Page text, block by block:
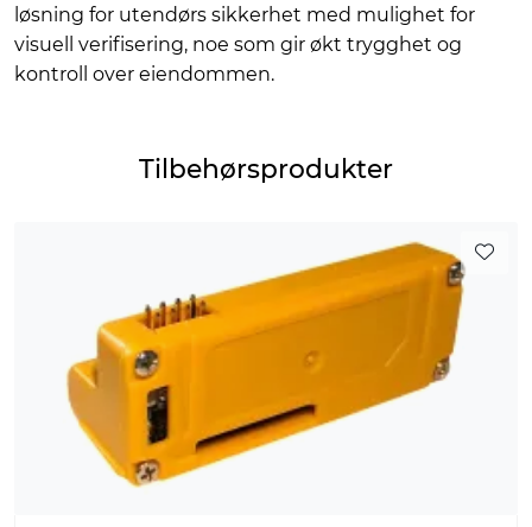
løsning for utendørs sikkerhet med mulighet for
visuell verifisering, noe som gir økt trygghet og
kontroll over eiendommen.
Tilbehørsprodukter